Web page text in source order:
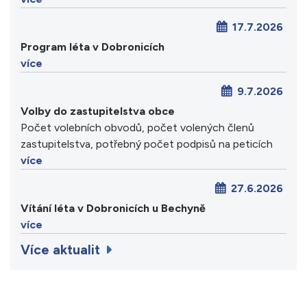
17.7.2026
Program léta v Dobronicích
více
9.7.2026
Volby do zastupitelstva obce
Počet volebních obvodů, počet volených členů
zastupitelstva, potřebný počet podpisů na peticích
více
27.6.2026
Vítání léta v Dobronicích u Bechyně
více
Více aktualit